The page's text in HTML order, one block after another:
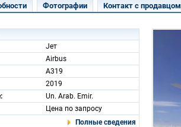
Фотографии Контакт с продавцом
Jет
Airbus
A319
2019
Un. Arab. Emir.
Цена по запросу
Полные сведения